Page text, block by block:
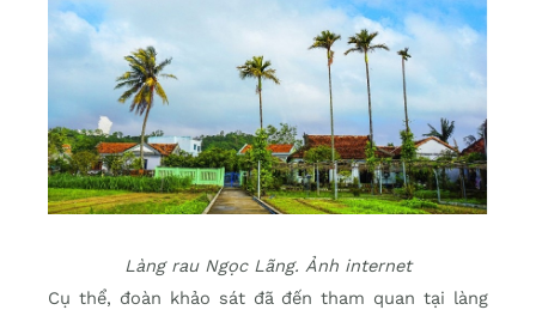
Làng rau Ngọc Lãng. Ảnh internet
Cụ thể, đoàn khảo sát đã đến tham quan tại làng